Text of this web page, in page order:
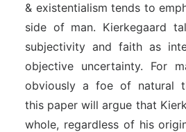
& existentialism tends to
side of man. Kierkegaard
subjectivity and faith as
objective uncertainty. For
obviously a foe of natural
this paper will argue that
whole, regardless of his